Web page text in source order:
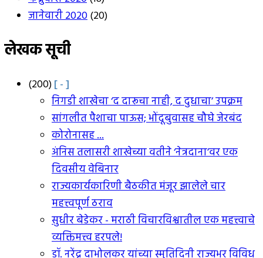
जानेवारी 2020(20)
लेखक सूची
(200)[ - ]
निगडी शाखेचा ‘द दारूचा नाही, द दुधाचा’ उपक्रम
सांगलीत पैशाचा पाऊस; भोंदूबुवासह चौघे जेरबंद
कोरोनासह ...
अंनिस तलासरी शाखेच्या वतीने ‘नेत्रदाना’वर एक
दिवसीय वेबिनार
राज्यकार्यकारिणी बैठकीत मंजूर झालेले चार
महत्त्वपूर्ण ठराव
सुधीर बेडेकर - मराठी विचारविश्वातील एक महत्त्वाचे
व्यक्तिमत्त्व हरपले!